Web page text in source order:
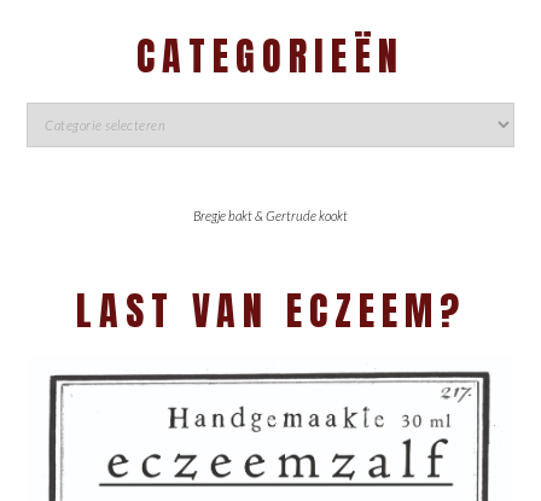
CATEGORIEËN
Bregje bakt & Gertrude kookt
LAST VAN ECZEEM?